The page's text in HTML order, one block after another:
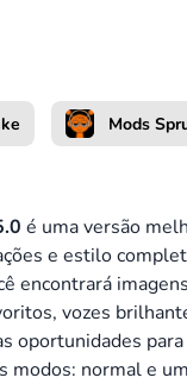
Mods
é uma versão
e estilo
encontrará
vozes
oportunidades
modos: normal e